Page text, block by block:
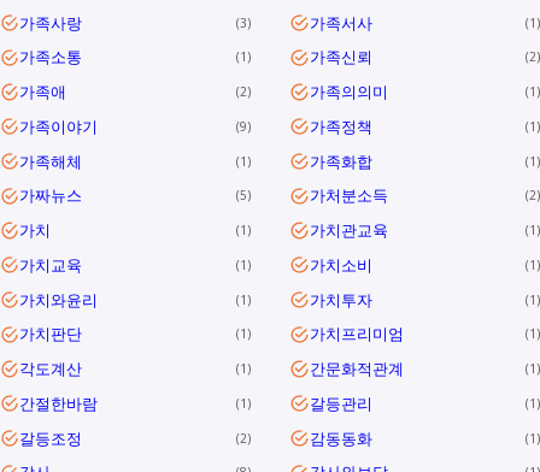
가족사랑 3 가족서사 1
가족소통 1 가족신뢰 2
가족애 2 가족의의미 1
가족이야기 9 가족정책 1
가족해체 1 가족화합 1
가짜뉴스 5 가처분소득 2
가치 1 가치관교육 1
가치교육 1 가치소비 1
가치와윤리 1 가치투자 1
가치판단 1 가치프리미엄 1
각도계산 1 간문화적관계 1
간절한바람 1 갈등관리 1
갈등조정 2 감동동화 1